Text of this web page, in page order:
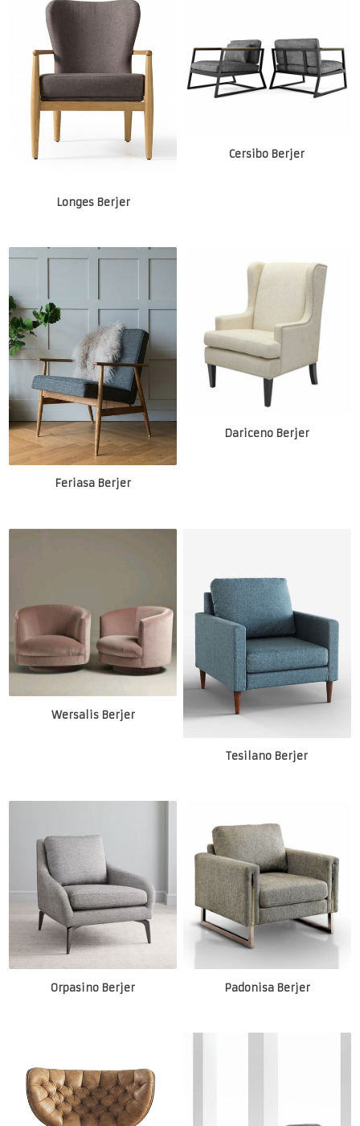
Longes Berjer
Cersibo Berjer
Feriasa Berjer
Dariceno Berjer
Wersalis Berjer
Tesilano Berjer
Orpasino Berjer Padonisa Berjer